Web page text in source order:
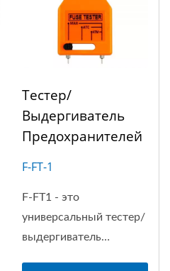
Тестер/
Выдергиватель
Предохранителей
F-FT-1
F-FT1 - это
универсальный тестер/
выдергиватель